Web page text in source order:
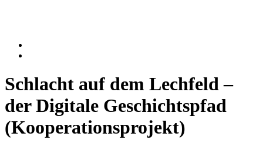
Schlacht auf dem Lechfeld –
der Digitale Geschichtspfad
(Kooperationsprojekt)